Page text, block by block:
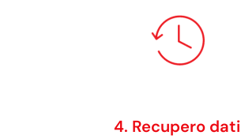
4. Recupero dati